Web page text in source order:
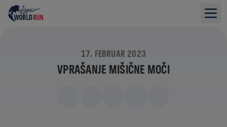
17. FEBRUAR 2023
VPRAŠANJE MIŠIČNE MOČI